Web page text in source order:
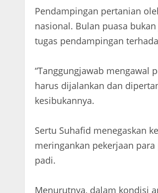
Pendampingan pertanian
nasional. Bulan puasa
tugas pendampingan
“Tanggungjawab mengawal
harus dijalankan dan
kesibukannya.
Sertu Suhafid menegaskan
meringankan pekerjaan
padi.
Menurutnya, dalam kondisi